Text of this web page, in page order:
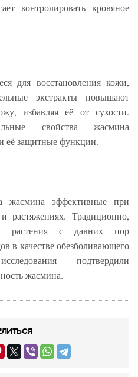
контролировать кровяное
для восстановления кожи,
экстракты повышают
избавляя её от сухости.
свойства жасмина
защитные функции.
жасмина эффективные при
растяжениях. Традиционно,
растения с давних пор
в качестве обезболивающего
подтвердили
жасмина.